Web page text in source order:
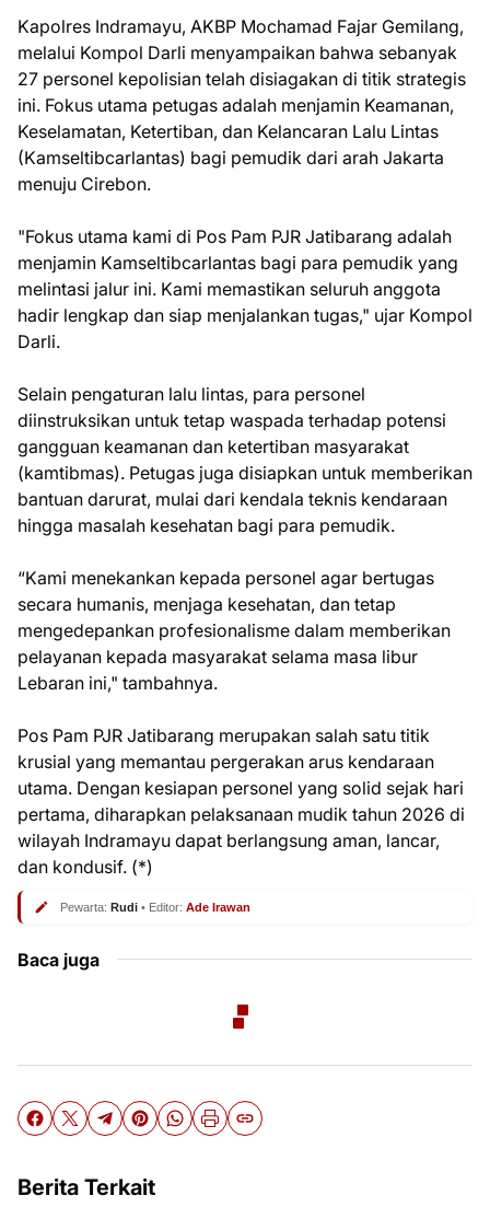
​Kapolres Indramayu, AKBP Mochamad Fajar Gemilang,
melalui Kompol Darli menyampaikan bahwa sebanyak
27 personel kepolisian telah disiagakan di titik strategis
ini. Fokus utama petugas adalah menjamin Keamanan,
Keselamatan, Ketertiban, dan Kelancaran Lalu Lintas
(Kamseltibcarlantas) bagi pemudik dari arah Jakarta
menuju Cirebon.
​"Fokus utama kami di Pos Pam PJR Jatibarang adalah
menjamin Kamseltibcarlantas bagi para pemudik yang
melintasi jalur ini. Kami memastikan seluruh anggota
hadir lengkap dan siap menjalankan tugas," ujar Kompol
Darli.
​Selain pengaturan lalu lintas, para personel
diinstruksikan untuk tetap waspada terhadap potensi
gangguan keamanan dan ketertiban masyarakat
(kamtibmas). Petugas juga disiapkan untuk memberikan
bantuan darurat, mulai dari kendala teknis kendaraan
hingga masalah kesehatan bagi para pemudik.
​“Kami menekankan kepada personel agar bertugas
secara humanis, menjaga kesehatan, dan tetap
mengedepankan profesionalisme dalam memberikan
pelayanan kepada masyarakat selama masa libur
Lebaran ini," tambahnya.
​Pos Pam PJR Jatibarang merupakan salah satu titik
krusial yang memantau pergerakan arus kendaraan
utama. Dengan kesiapan personel yang solid sejak hari
pertama, diharapkan pelaksanaan mudik tahun 2026 di
wilayah Indramayu dapat berlangsung aman, lancar,
dan kondusif. (*)
Pewarta: Rudi • Editor: Ade Irawan
Baca juga
Berita Terkait